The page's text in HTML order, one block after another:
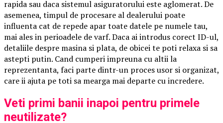
rapida sau daca sistemul asiguratorului este aglomerat. De
asemenea, timpul de procesare al dealerului poate
influenta cat de repede apar toate datele pe numele tau,
mai ales in perioadele de varf. Daca ai introdus corect ID-ul,
detaliile despre masina si plata, de obicei te poti relaxa si sa
astepti putin. Cand cumperi impreuna cu altii la
reprezentanta, faci parte dintr-un proces usor si organizat,
care ii ajuta pe toti sa mearga mai departe cu incredere.
Veti primi banii inapoi pentru primele
neutilizate?